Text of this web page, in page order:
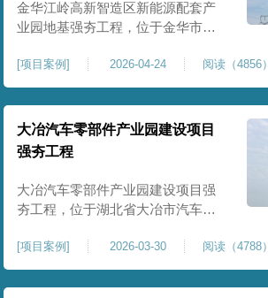
金华江岭高新智造区新能源配套产
业园地基强夯工程，位于金华市江
园区重点基建配套项目。本项目地
基强夯处理总面积40000㎡，施工范
围为新能源配套产业园核心建设地
块。项目场地为园区新建建设用
地，原始场地土质松散、土层固结
不均匀、孔隙较大、地基承载力偏
弱。新能源产业园厂房及配套设施
对
[项目案例] 2026-04-24 阅读（4856）
大冶汽车零部件产业园建设项目
强夯工程
大冶汽车零部件产业园建设项目强
夯工程，位于湖北省大冶市汽车零
业厂房、生产车间及配套附属设施
建设的前置基础性地基处理工程。
项目场地为园区新建工业建设用
[项目案例] 2026-03-30 阅读（4788）